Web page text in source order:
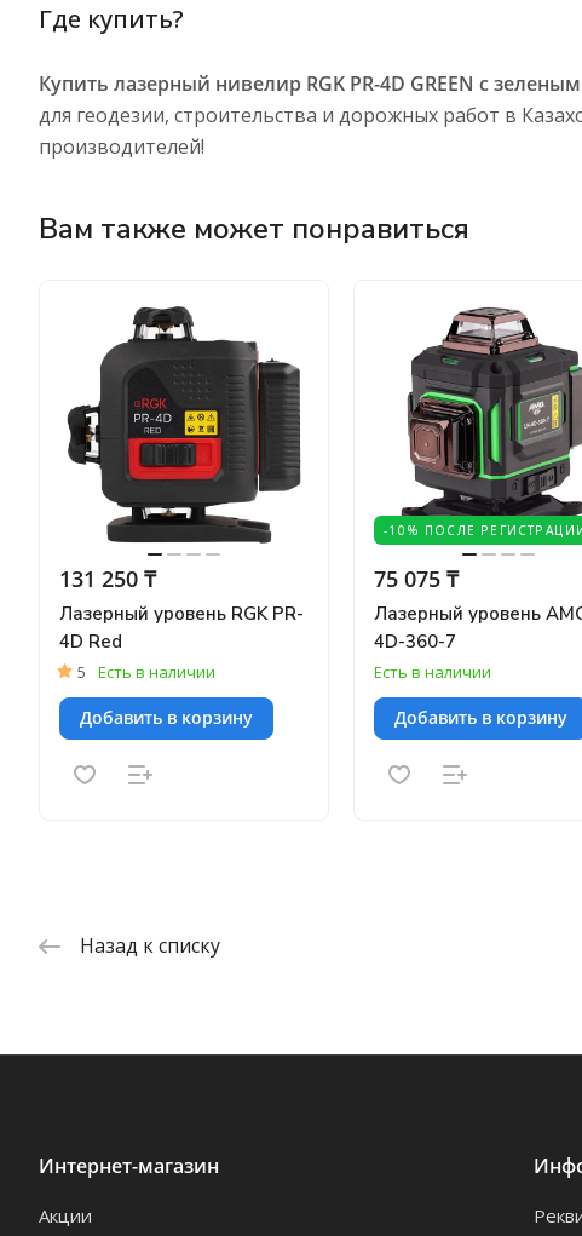
Где купить?
Купить лазерный нивелир RGK PR-4D GREEN с
для геодезии, строительства и дорожных работ в
производителей!
Вам также может понравиться
131 250 ₸
Лазерный уровень RGK PR-
4D Red
5 Есть в наличии
Добавить в корзину
-10% ПОСЛЕ
75 075 ₸
Лазерный уровень
4D-360-7
Есть в наличии
Добавить в корзину
Назад к списку
Интернет-магазин
Акции